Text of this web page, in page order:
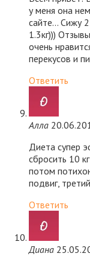
у меня она
сайте… Сижу
1.3кг)))
очень
перекусов и
Ответить
Алла
Диета супер
сбросить 10
потом
подвиг,
Ответить
Диана